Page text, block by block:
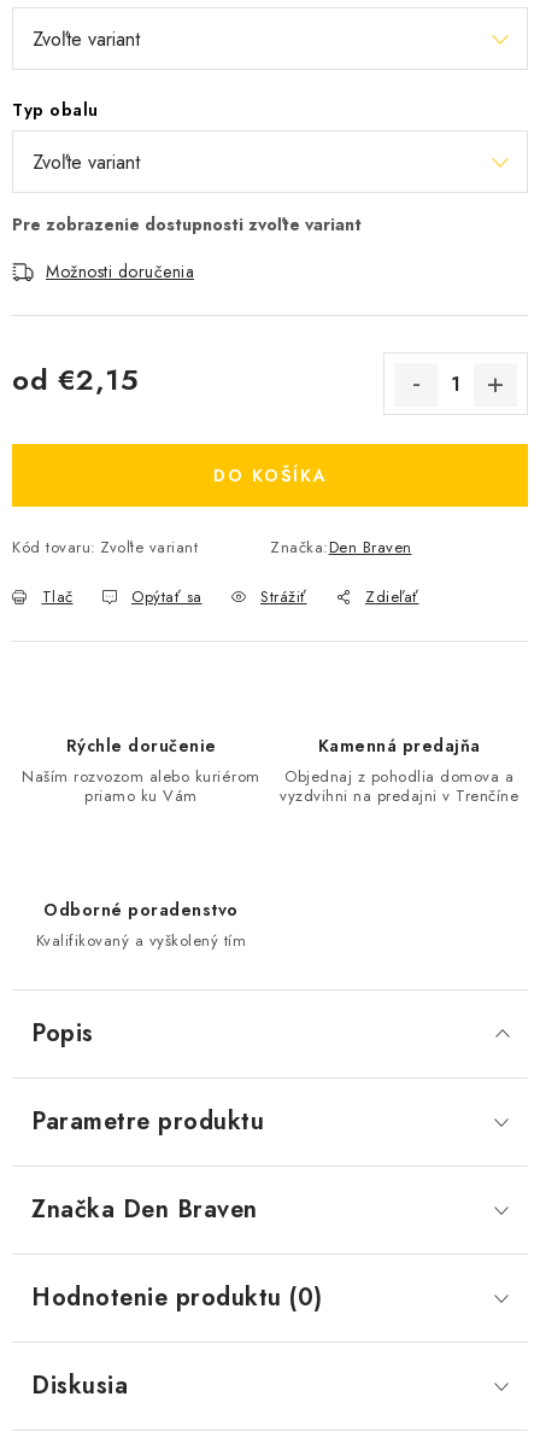
Typ obalu
Možnosti doručenia
od €2,15
DO KOŠÍKA
Kód tovaru: Zvoľte variant Značka:Den Braven
Tlač Opýtať sa Strážiť Zdieľať
Rýchle doručenie
Naším rozvozom alebo kuriérom
priamo ku Vám
Kamenná predajňa
Objednaj z pohodlia domova a
vyzdvihni na predajni v Trenčíne
Odborné poradenstvo
Kvalifikovaný a vyškolený tím
Popis
Parametre produktu
Značka Den Braven
Hodnotenie produktu (0)
Diskusia